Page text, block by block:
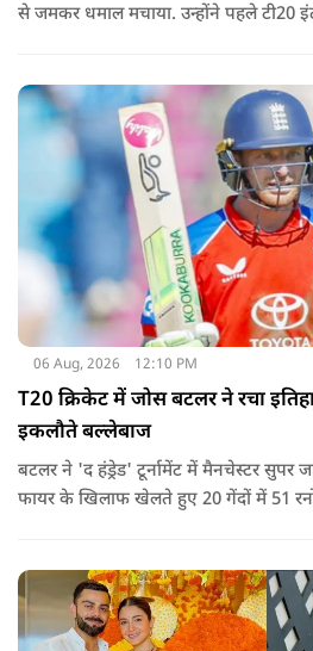
से जमकर धमाल मचाया. उन्होंने पहले टी20
06 Aug, 2026 12:10 PM
T20 क्रिकेट में जोस बटलर ने रचा
इकलौते बल्लेबाज
बटलर ने 'द हंड्रेड' टूर्नामेंट में मैनचेस्टर
फायर के खिलाफ खेलते हुए 20 गेंदों में 51